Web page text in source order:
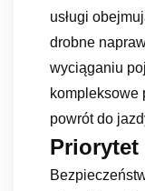
usługi
drobne
wyciąganiu
kompleksowe
powrót do
Priorytet